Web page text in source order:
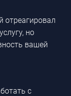
отреагировал
но
вашей
с